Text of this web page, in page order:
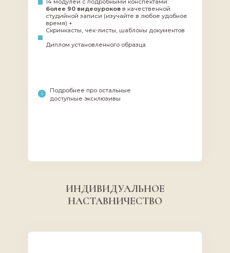
ИНДИВИДУАЛЬНОЕ
НАСТАВНИЧЕСТВО
14 модулей с подробными конспектами:
более 90 видеоуроков в качественной
студийной записи (изучайте в любое удобное
время) +
Скринкасты, чек-листы, шаблоны документов
Диплом установленного образца
Подробнее про остальные
доступные эксклюзивы
рублей в месяц, а кто-то
Все инструменты для этого